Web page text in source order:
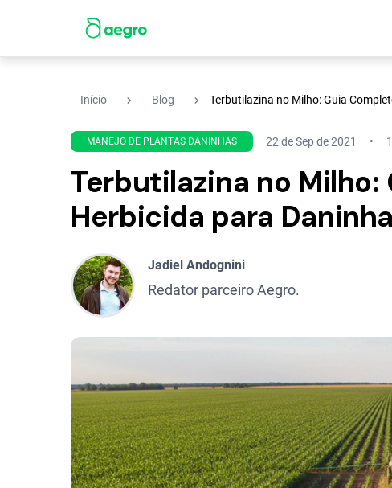
Início navigate_next Blog navigate_next Terbutilazina no Milho: Guia
MANEJO DE PLANTAS DANINHAS 22 de Sep de 2021
Terbutilazina no
Herbicida para
Jadiel Andognini
Redator parceiro Aegro.